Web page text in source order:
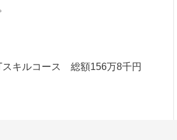
スキルコース 総額156万8千円